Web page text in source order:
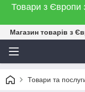
Товари з Європи
Магазин товарів з
Товари та